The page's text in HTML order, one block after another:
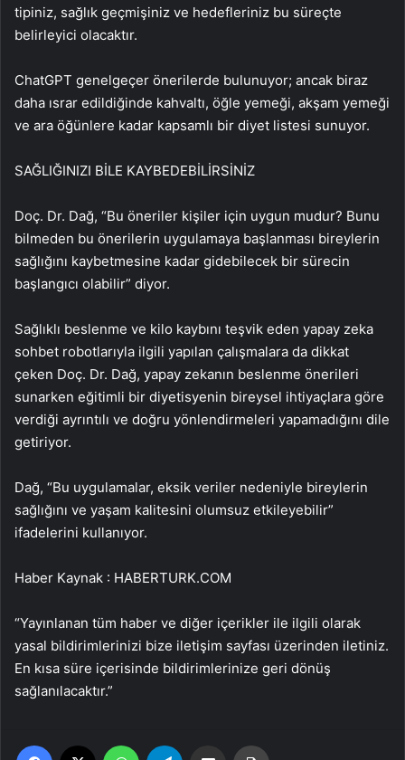
tipiniz, sağlık geçmişiniz ve hedefleriniz bu süreçte
belirleyici olacaktır.
ChatGPT genelgeçer önerilerde bulunuyor; ancak biraz
daha ısrar edildiğinde kahvaltı, öğle yemeği, akşam yemeği
ve ara öğünlere kadar kapsamlı bir diyet listesi sunuyor.
SAĞLIĞINIZI BİLE KAYBEDEBİLİRSİNİZ
Doç. Dr. Dağ, “Bu öneriler kişiler için uygun mudur? Bunu
bilmeden bu önerilerin uygulamaya başlanması bireylerin
sağlığını kaybetmesine kadar gidebilecek bir sürecin
başlangıcı olabilir” diyor.
Sağlıklı beslenme ve kilo kaybını teşvik eden yapay zeka
sohbet robotlarıyla ilgili yapılan çalışmalara da dikkat
çeken Doç. Dr. Dağ, yapay zekanın beslenme önerileri
sunarken eğitimli bir diyetisyenin bireysel ihtiyaçlara göre
verdiği ayrıntılı ve doğru yönlendirmeleri yapamadığını dile
getiriyor.
Dağ, “Bu uygulamalar, eksik veriler nedeniyle bireylerin
sağlığını ve yaşam kalitesini olumsuz etkileyebilir”
ifadelerini kullanıyor.
Haber Kaynak : HABERTURK.COM
“Yayınlanan tüm haber ve diğer içerikler ile ilgili olarak
yasal bildirimlerinizi bize iletişim sayfası üzerinden iletiniz.
En kısa süre içerisinde bildirimlerinize geri dönüş
sağlanılacaktır.”
Facebook WhatsApp Email'den paylaş